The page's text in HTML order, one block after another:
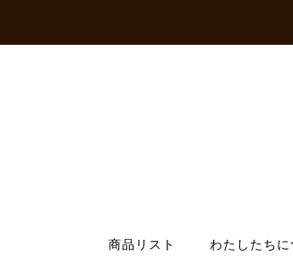
content
商品リスト わたしたちに